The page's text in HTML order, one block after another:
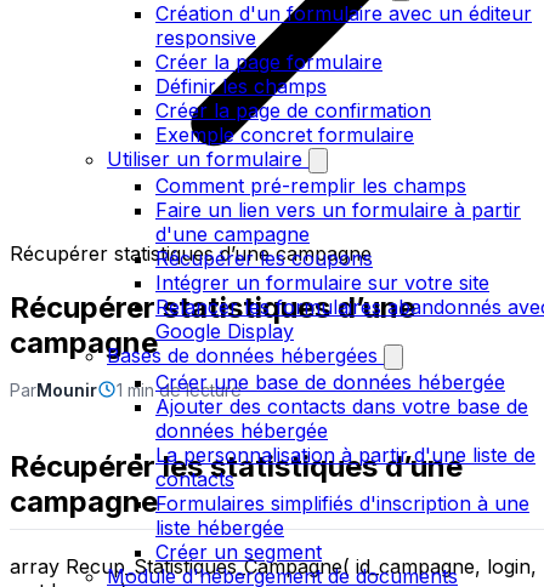
Création d'un formulaire avec un éditeur
responsive
Créer la page formulaire
Définir les champs
Créer la page de confirmation
Exemple concret formulaire
Utiliser un formulaire
Comment pré-remplir les champs
Faire un lien vers un formulaire à partir
d'une campagne
Récupérer les coupons
Intégrer un formulaire sur votre site
Relancer les formulaires abandonnés
Google Display
Bases de données hébergées
Créer une base de données hébergée
Ajouter des contacts dans votre base de
données hébergée
La personnalisation à partir d'une liste de
contacts
Formulaires simplifiés d'inscription à une
liste hébergée
Créer un segment
Module d'hébergement de documents
Récupérer statistiques d’une campagne
Récupérer statistiques d’une
campagne
ParMounir 1 min de lecture
Récupérer les statistiques d’une
campagne
array Recup_Statistiques_Campagne( id_campagne, login,